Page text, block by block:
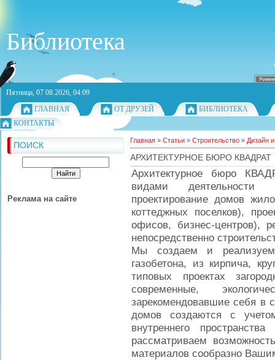
Библиотека
Пятница, 07.08.2026, 04:09
ГЛАВНАЯ
ОТ ДРУЗЕЙ
БИБЛИОТЕКА
КОНТАКТЫ
ПОИСК
Реклама на сайте
Главная » Статьи » Строительство » Дизайн
АРХИТЕКТУРНОЕ БЮРО КВАДРАТ
Архитектурное бюро
видами деятельности
проектирование домов
коттеджных поселков),
офисов, бизнес-центров),
непосредственно
Мы создаем и
газобетона, из кирпича,
типовых проектах
современные,
зарекомендовавшие себя в
домов создаются с
внутреннего
рассматриваем
материалов сообразно